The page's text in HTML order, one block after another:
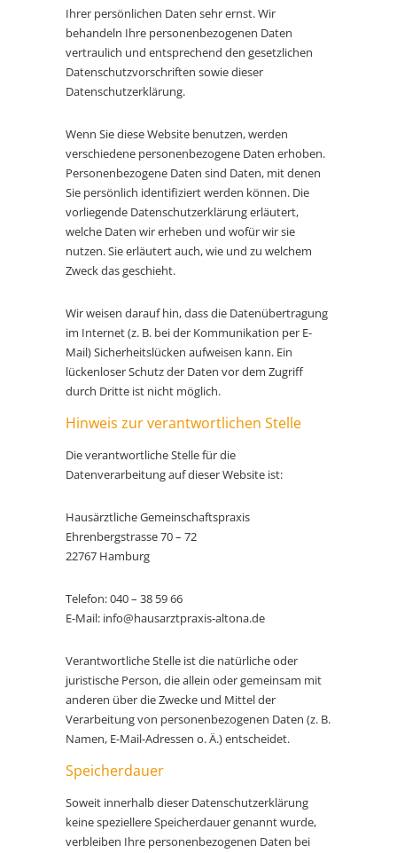
Ihrer persönlichen Daten sehr ernst. Wir
behandeln Ihre personenbezogenen Daten
vertraulich und entsprechend den gesetzlichen
Datenschutzvorschriften sowie dieser
Datenschutzerklärung.
Wenn Sie diese Website benutzen, werden
verschiedene personenbezogene Daten erhoben.
Personenbezogene Daten sind Daten, mit denen
Sie persönlich identifiziert werden können. Die
vorliegende Datenschutzerklärung erläutert,
welche Daten wir erheben und wofür wir sie
nutzen. Sie erläutert auch, wie und zu welchem
Zweck das geschieht.
Wir weisen darauf hin, dass die Datenübertragung
im Internet (z. B. bei der Kommunikation per E-
Mail) Sicherheitslücken aufweisen kann. Ein
lückenloser Schutz der Daten vor dem Zugriff
durch Dritte ist nicht möglich.
Hinweis zur verantwortlichen Stelle
Die verantwortliche Stelle für die
Datenverarbeitung auf dieser Website ist:
Hausärztliche Gemeinschaftspraxis
Ehrenbergstrasse 70 – 72
22767 Hamburg
Telefon: 040 – 38 59 66
E-Mail: info@hausarztpraxis-altona.de
Verantwortliche Stelle ist die natürliche oder
juristische Person, die allein oder gemeinsam mit
anderen über die Zwecke und Mittel der
Verarbeitung von personenbezogenen Daten (z. B.
Namen, E-Mail-Adressen o. Ä.) entscheidet.
Speicherdauer
Soweit innerhalb dieser Datenschutzerklärung
keine speziellere Speicherdauer genannt wurde,
verbleiben Ihre personenbezogenen Daten bei